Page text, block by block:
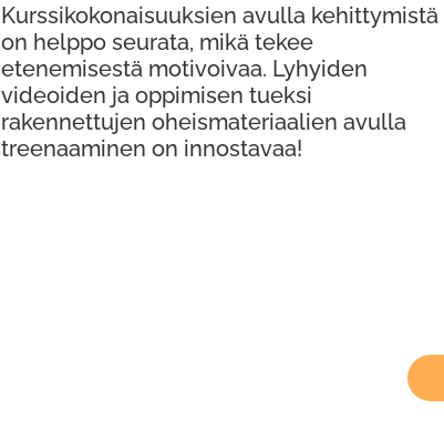
Kurssikokonaisuuksien avulla kehittymistä
on helppo seurata, mikä tekee
etenemisestä motivoivaa. Lyhyiden
videoiden ja oppimisen tueksi
rakennettujen oheismateriaalien avulla
treenaaminen on innostavaa!